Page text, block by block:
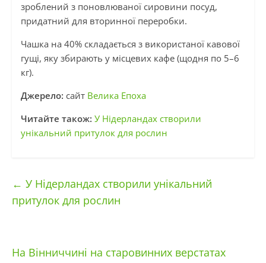
зроблений з поновлюваної сировини посуд,
придатний для вторинної переробки.
Чашка на 40% складається з використаної кавової
гущі, яку збирають у місцевих кафе (щодня по 5–6
кг).
Джерело: сайт Велика Епоха
Читайте також: У Нідерландах створили
унікальний притулок для рослин
← У Нідерландах створили унікальний
притулок для рослин
На Вінниччині на старовинних верстатах